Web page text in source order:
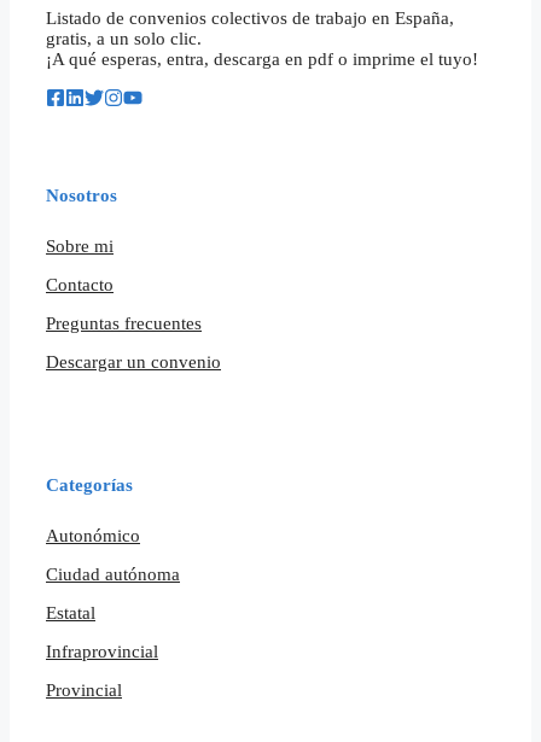
Listado de convenios colectivos de trabajo en España,
gratis, a un solo clic.
¡A qué esperas, entra, descarga en pdf o imprime el tuyo!
Nosotros
Sobre mi
Contacto
Preguntas frecuentes
Descargar un convenio
Categorías
Autonómico
Ciudad autónoma
Estatal
Infraprovincial
Provincial